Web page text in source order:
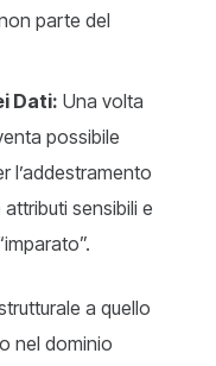
parte del
Dati: Una volta
possibile
l’addestramento
sensibili e
a quello
nel dominio